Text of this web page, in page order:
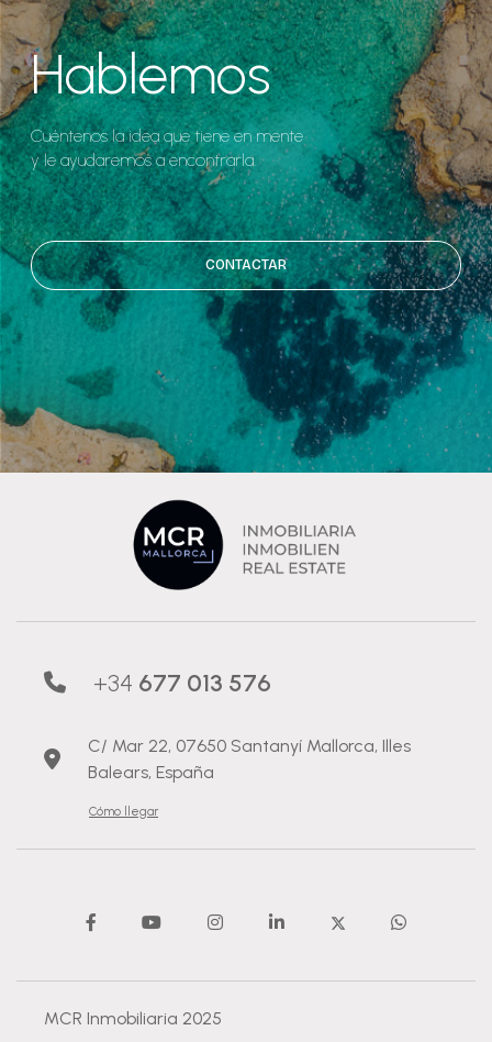
Hablemos
Cuéntenos la idea que tiene en mente
y le ayudaremos a encontrarla.
CONTACTAR
+34 677 013 576
C/ Mar 22, 07650 Santanyí Mallorca, Illes
Balears, España
Cómo llegar
MCR Inmobiliaria 2025